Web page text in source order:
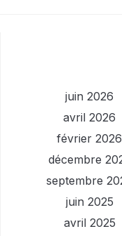
juin 2026
avril 2026
février 2026
décembre
septembre
juin 2025
avril 2025